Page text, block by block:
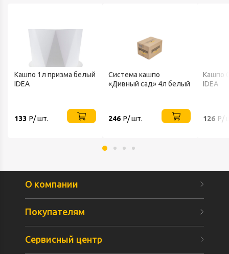
Кашпо 1л призма белый
IDEA
133 Р/ шт.
Система кашпо
«Дивный сад» 4л белый
246 Р/ шт.
Кашпо
IDEA
126 Р/
О компании
Покупателям
Сервисный центр